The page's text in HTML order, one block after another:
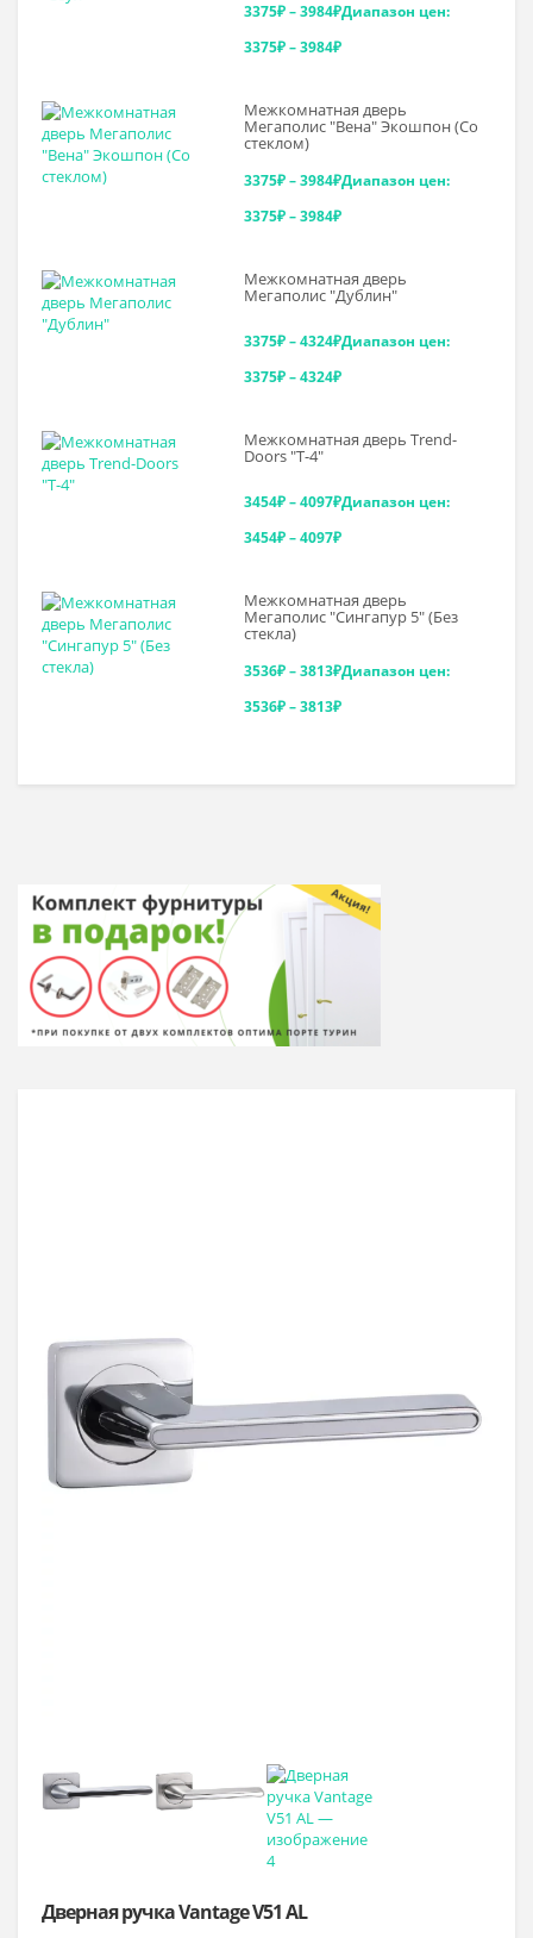
3375₽–3984₽Диапазон цен:
3375₽ – 3984₽
Межкомнатная дверь
Мегаполис "Вена" Экошпон (Со
стеклом)
3375₽–3984₽Диапазон цен:
3375₽ – 3984₽
Межкомнатная дверь
Мегаполис "Дублин"
3375₽–4324₽Диапазон цен:
3375₽ – 4324₽
Межкомнатная дверь Trend-
Doоrs "Т-4"
3454₽–4097₽Диапазон цен:
3454₽ – 4097₽
Межкомнатная дверь
Мегаполис "Сингапур 5" (Без
стекла)
3536₽–3813₽Диапазон цен:
3536₽ – 3813₽
Дверная ручка Vantage V51 AL